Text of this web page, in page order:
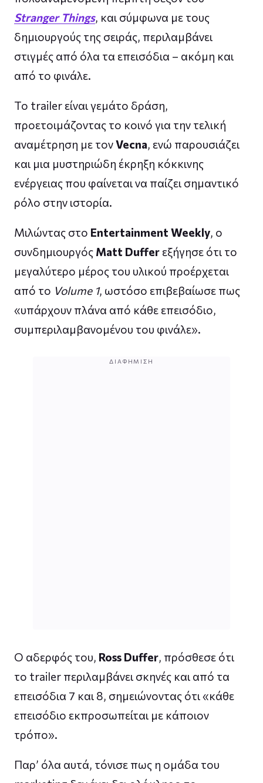
Stranger Things, και σύμφωνα με τους
δημιουργούς της σειράς, περιλαμβάνει
στιγμές από όλα τα επεισόδια – ακόμη και
από το φινάλε.
Το trailer είναι γεμάτο δράση,
προετοιμάζοντας το κοινό για την τελική
αναμέτρηση με τονVecna, ενώ παρουσιάζει
και μια μυστηριώδη έκρηξη κόκκινης
ενέργειας που φαίνεται να παίζει σημαντικό
ρόλο στην ιστορία.
Μιλώντας στο Entertainment Weekly, ο
συνδημιουργός Matt Duffer εξήγησε ότι το
μεγαλύτερο μέρος του υλικού προέρχεται
από το Volume 1, ωστόσο επιβεβαίωσε πως
«υπάρχουν πλάνα από κάθε επεισόδιο,
συμπεριλαμβανομένου του φινάλε».
ΔΙΑΦΉΜΙΣΗ
Ο αδερφός του, Ross Duffer, πρόσθεσε ότι
το trailer περιλαμβάνει σκηνές και από τα
επεισόδια 7 και 8, σημειώνοντας ότι «κάθε
επεισόδιο εκπροσωπείται με κάποιον
τρόπο».
Παρ’ όλα αυτά, τόνισε πως η ομάδα του